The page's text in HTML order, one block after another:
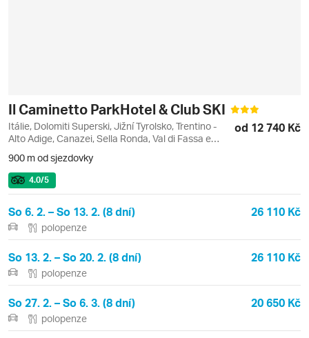
Il Caminetto ParkHotel & Club SKI
Itálie, Dolomiti Superski, Jižní Tyrolsko, Trentino -
Alto Adige, Canazei, Sella Ronda, Val di Fassa e
od 12 740 Kč
900 m od sjezdovky
4.0/5
So 6. 2. – So 13. 2. (8 dní) 26 110 Kč
polopenze
So 13. 2. – So 20. 2. (8 dní) 26 110 Kč
polopenze
So 27. 2. – So 6. 3. (8 dní) 20 650 Kč
polopenze